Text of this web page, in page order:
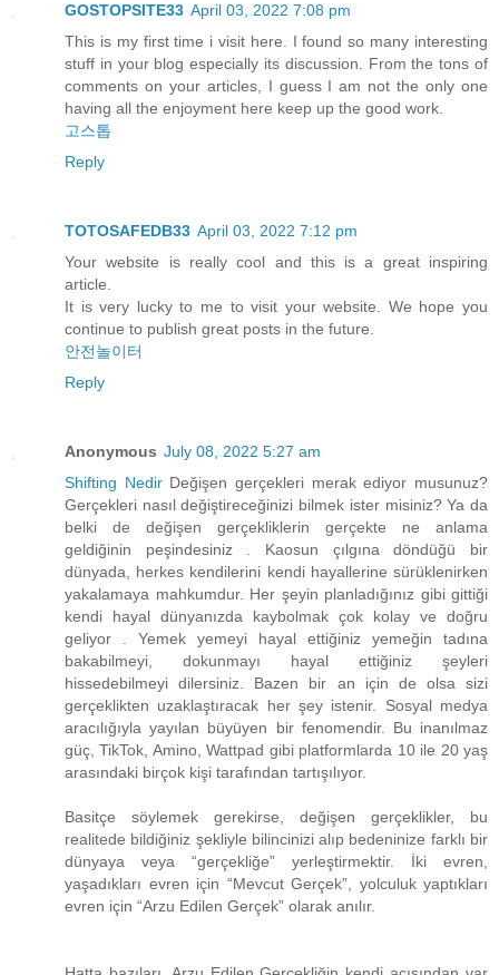
GOSTOPSITE33 April 03, 2022 7:08 pm
This is my first time i visit here. I found so many interesting
stuff in your blog especially its discussion. From the tons of
comments on your articles, I guess I am not the only one
having all the enjoyment here keep up the good work.
고스톱
Reply
TOTOSAFEDB33 April 03, 2022 7:12 pm
Your website is really cool and this is a great inspiring
article.
It is very lucky to me to visit your website. We hope you
continue to publish great posts in the future.
안전놀이터
Reply
Anonymous July 08, 2022 5:27 am
Shifting NedirDeğişen gerçekleri merak ediyor musunuz?
Gerçekleri nasıl değiştireceğinizi bilmek ister misiniz? Ya da
belki de değişen gerçekliklerin gerçekte ne anlama
geldiğinin peşindesiniz . Kaosun çılgına döndüğü bir
dünyada, herkes kendilerini kendi hayallerine sürüklenirken
yakalamaya mahkumdur. Her şeyin planladığınız gibi gittiği
kendi hayal dünyanızda kaybolmak çok kolay ve doğru
geliyor . Yemek yemeyi hayal ettiğiniz yemeğin tadına
bakabilmeyi, dokunmayı hayal ettiğiniz şeyleri
hissedebilmeyi dilersiniz. Bazen bir an için de olsa sizi
gerçeklikten uzaklaştıracak her şey istenir. Sosyal medya
aracılığıyla yayılan büyüyen bir fenomendir. Bu inanılmaz
güç, TikTok, Amino, Wattpad gibi platformlarda 10 ile 20 yaş
arasındaki birçok kişi tarafından tartışılıyor.
Basitçe söylemek gerekirse, değişen gerçeklikler, bu
realitede bildiğiniz şekliyle bilincinizi alıp bedeninize farklı bir
dünyaya veya “gerçekliğe” yerleştirmektir. İki evren,
yaşadıkları evren için “Mevcut Gerçek”, yolculuk yaptıkları
evren için “Arzu Edilen Gerçek” olarak anılır.